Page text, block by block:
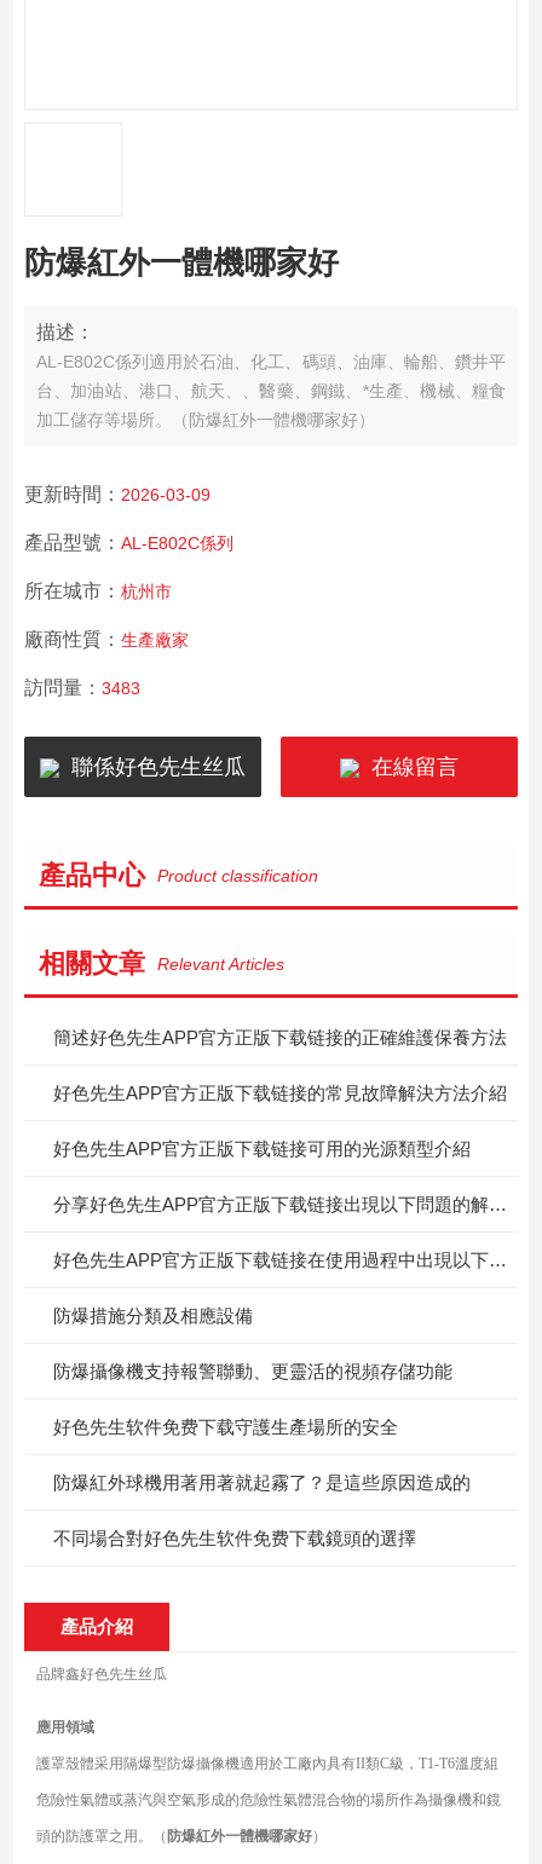
防爆紅外一體機哪家好
描述：
AL-E802C係列適用於石油、化工、碼頭、油庫、輪船、鑽井平
台、加油站、港口、航天、、醫藥、鋼鐵、*生產、機械、糧食
加工儲存等場所。（防爆紅外一體機哪家好）
更新時間： 2026-03-09
產品型號： AL-E802C係列
所在城市： 杭州市
廠商性質： 生產廠家
訪問量： 3483
聯係好色先生丝瓜 在線留言
產品中心 Product classification
相關文章 Relevant Articles
簡述好色先生APP官方正版下载链接的正確維護保養方法
好色先生APP官方正版下载链接的常見故障解決方法介紹
好色先生APP官方正版下载链接可用的光源類型介紹
分享好色先生APP官方正版下载链接出現以下問題的解決方法
好色先生APP官方正版下载链接在使用過程中出現以下問題時的處理方法分享
防爆措施分類及相應設備
防爆攝像機支持報警聯動、更靈活的視頻存儲功能
好色先生软件免费下载守護生產場所的安全
防爆紅外球機用著用著就起霧了？是這些原因造成的
不同場合對好色先生软件免费下载鏡頭的選擇
產品介紹
品牌鑫好色先生丝瓜
應用領域
護罩殼體采用隔爆型防爆攝像機適用於工廠內具有II類C級，T1-T6溫度組
危險性氣體或蒸汽與空氣形成的危險性氣體混合物的場所作為攝像機和鏡
頭的防護罩之用。（ 防爆紅外一體機哪家好）